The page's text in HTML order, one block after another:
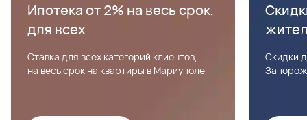
Ипотека от 2% на весь срок,
для всех
Ставка для всех категорий клиентов,
на весь срок на квартиры в Мариуполе
Скидки